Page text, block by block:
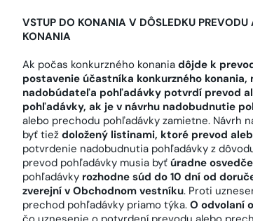
VSTUP DO KONANIA V DÔSLEDKU
KONANIA
Ak počas konkurzného konania dôjde k
postavenie účastníka konkurzného
nadobúdateľa pohľadávky potvrdí prevod
pohľadávky, ak je v návrhu nadobudnutie
alebo prechodu pohľadávky zamietne. Návrh
byť tiež doložený listinami, ktoré prevod
potvrdenie nadobudnutia pohľadávky z
prevod pohľadávky musia byť úradne
pohľadávky rozhodne súd do 10 dní od
zverejní v Obchodnom vestníku. Proti
prechod pohľadávky priamo týka. O odvolaní